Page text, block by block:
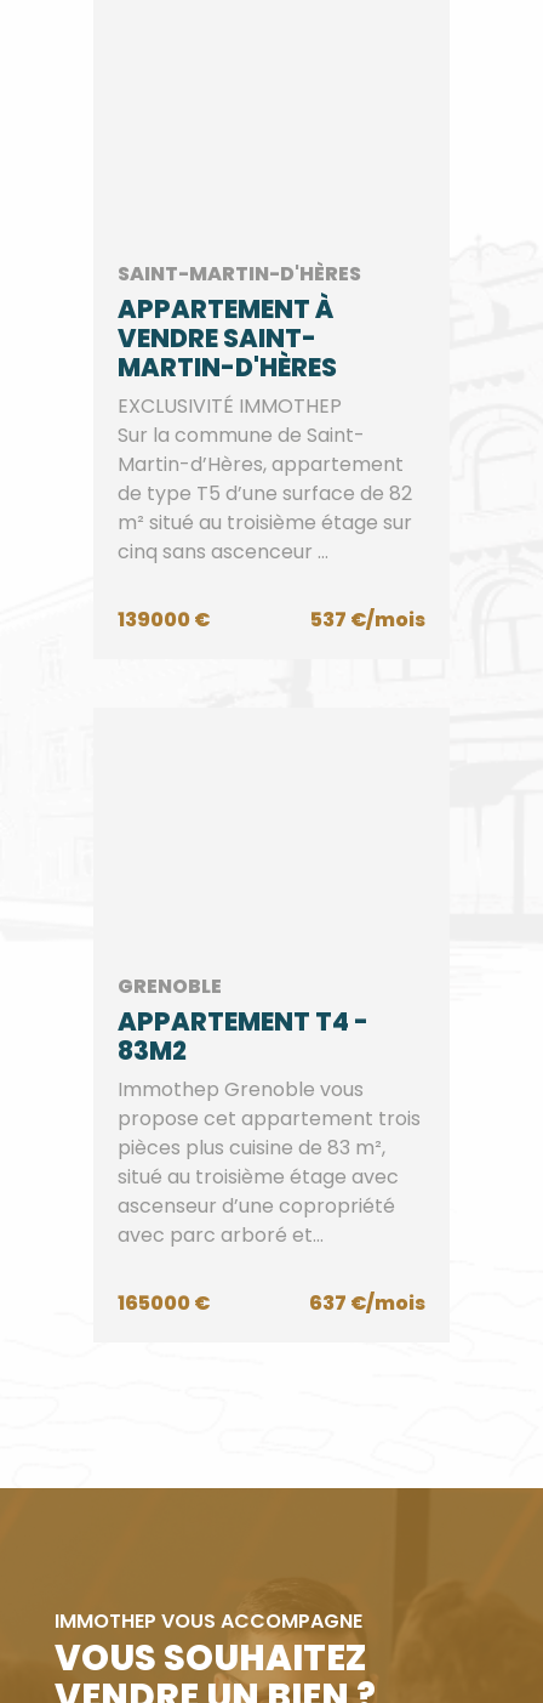
SAINT-MARTIN-D'HÈRES
APPARTEMENT À
VENDRE SAINT-
MARTIN-D'HÈRES
EXCLUSIVITÉ IMMOTHEP
Sur la commune de Saint-
Martin-d’Hères, appartement
de type T5 d’une surface de 82
m² situé au troisième étage sur
cinq sans ascenceur ...
139000 € 537 €/mois
GRENOBLE
APPARTEMENT T4 -
83M2
Immothep Grenoble vous
propose cet appartement trois
pièces plus cuisine de 83 m²,
situé au troisième étage avec
ascenseur d’une copropriété
avec parc arboré et...
165000 € 637 €/mois
IMMOTHEP VOUS ACCOMPAGNE
VOUS SOUHAITEZ